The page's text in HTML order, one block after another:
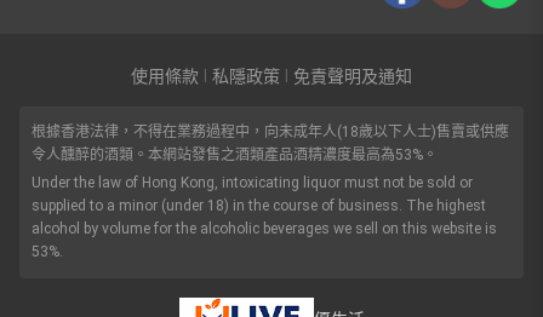
使用條款 私隱政策 免責聲明及通知
根據香港法律，不得在業務過程中，向未成年人(18歲以下人士)售賣或供應
令人醺醉的酒類。本網站發售之酒類產品酒精濃度最高為53%。
Under the law of Hong Kong, intoxicating liquor must not be sold or
supplied to a minor (under 18) in the course of business. The highest
alcohol by volume for the alcoholic beverages we sell on this website is
53%.